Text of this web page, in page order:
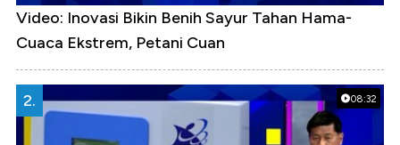
Video: Inovasi Bikin Benih Sayur Tahan Hama-
Cuaca Ekstrem, Petani Cuan
08:32
2.